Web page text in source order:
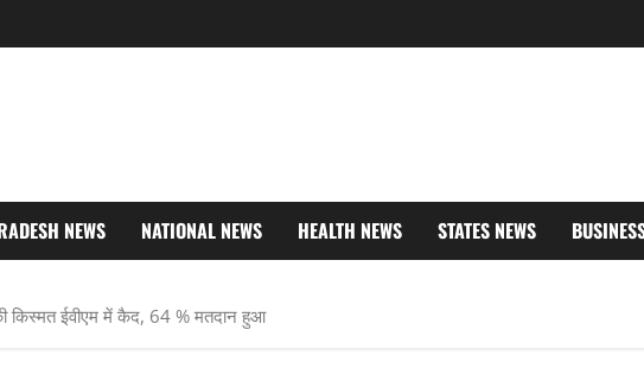
NEWS NATIONAL NEWS HEALTH NEWS STATES NEWS
किस्मत ईवीएम में कैद, 64 % मतदान हुआ